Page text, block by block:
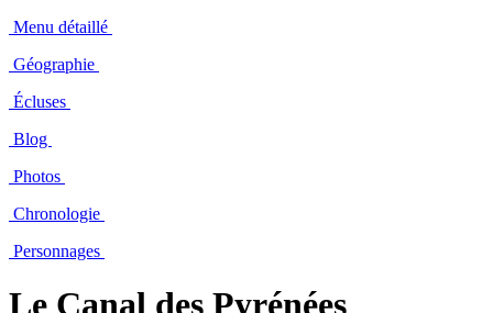
Menu détaillé
Géographie
Écluses
Blog
Photos
Chronologie
Personnages
Le Canal des Pyrénées